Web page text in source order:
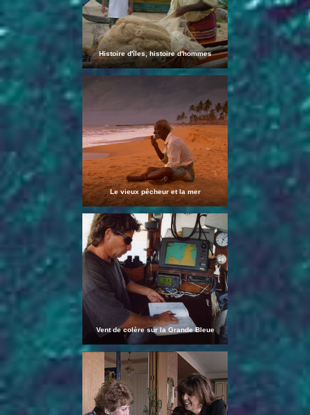
Histoire d'îles, histoire d'hommes
Le vieux pêcheur et la mer
Vent de colère sur la Grande Bleue